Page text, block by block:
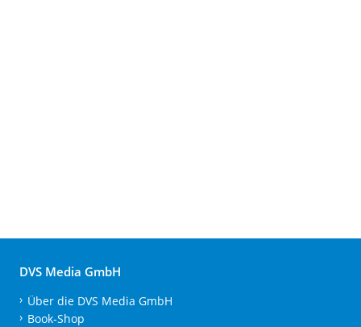
DVS Media GmbH
Über die DVS Media GmbH
Book-Shop